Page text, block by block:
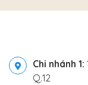
Chi nhánh 1:
Q.12